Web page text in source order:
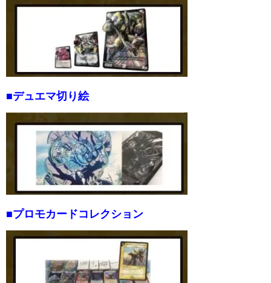
■デュエマ切り絵
■プロモカードコレクション